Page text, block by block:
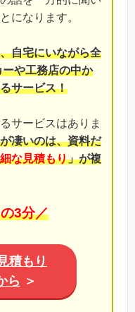
になります。
自宅にいながら全
や工務店の中か
サービス！
サービスはありま
凄いのは、資料だ
な見積もり」が複
3分／
積もり
ら ＞